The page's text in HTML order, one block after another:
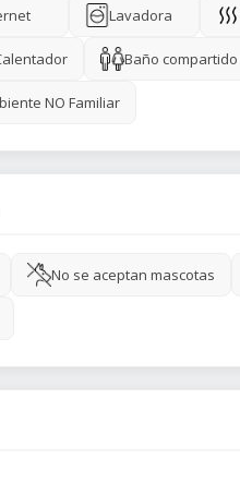
Lavadora
Baño compartido
NO Familiar
No se aceptan mascotas